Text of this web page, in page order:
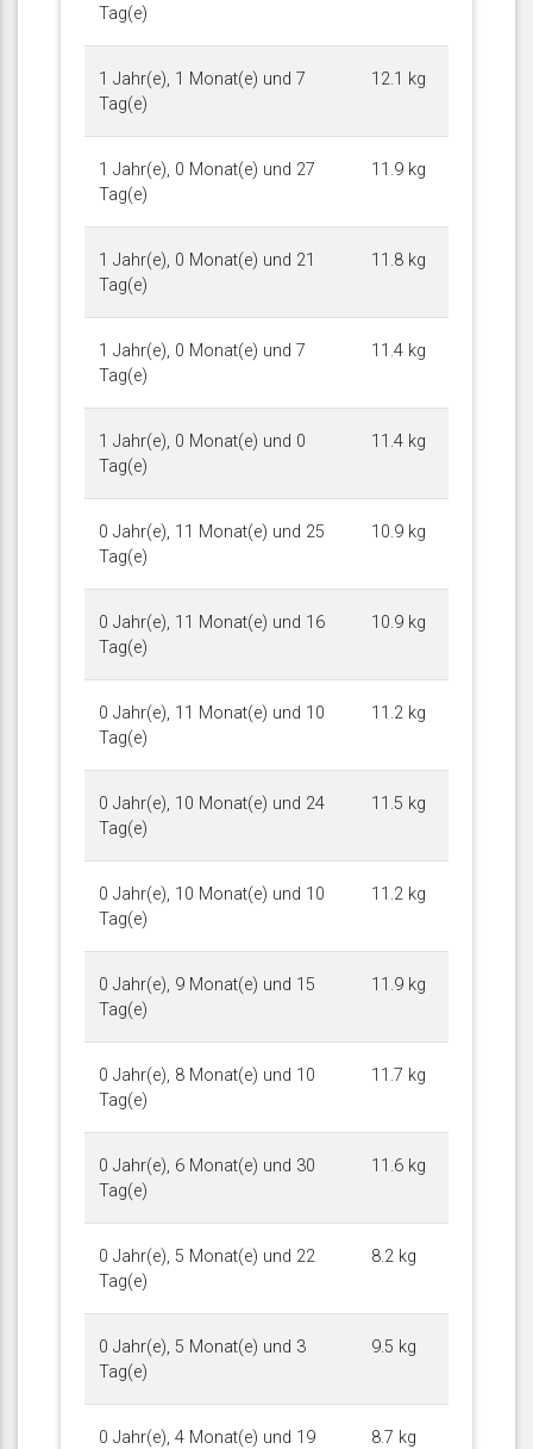
Tag(e)
1 Jahr(e), 1 Monat(e) und 7
Tag(e)
12.1 kg
1 Jahr(e), 0 Monat(e) und 27
Tag(e)
11.9 kg
1 Jahr(e), 0 Monat(e) und 21
Tag(e)
11.8 kg
1 Jahr(e), 0 Monat(e) und 7
Tag(e)
11.4 kg
1 Jahr(e), 0 Monat(e) und 0
Tag(e)
11.4 kg
0 Jahr(e), 11 Monat(e) und 25
Tag(e)
10.9 kg
0 Jahr(e), 11 Monat(e) und 16
Tag(e)
10.9 kg
0 Jahr(e), 11 Monat(e) und 10
Tag(e)
11.2 kg
0 Jahr(e), 10 Monat(e) und 24
Tag(e)
11.5 kg
0 Jahr(e), 10 Monat(e) und 10
Tag(e)
11.2 kg
0 Jahr(e), 9 Monat(e) und 15
Tag(e)
11.9 kg
0 Jahr(e), 8 Monat(e) und 10
Tag(e)
11.7 kg
0 Jahr(e), 6 Monat(e) und 30
Tag(e)
11.6 kg
0 Jahr(e), 5 Monat(e) und 22
Tag(e)
8.2 kg
0 Jahr(e), 5 Monat(e) und 3
Tag(e)
9.5 kg
0 Jahr(e), 4 Monat(e) und 19
8.7 kg